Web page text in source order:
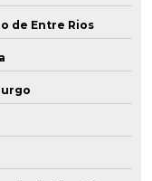
de Entre Rios